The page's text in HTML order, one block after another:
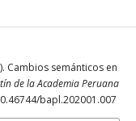
Cambios semánticos en
de la Academia Peruana
bapl.202001.007